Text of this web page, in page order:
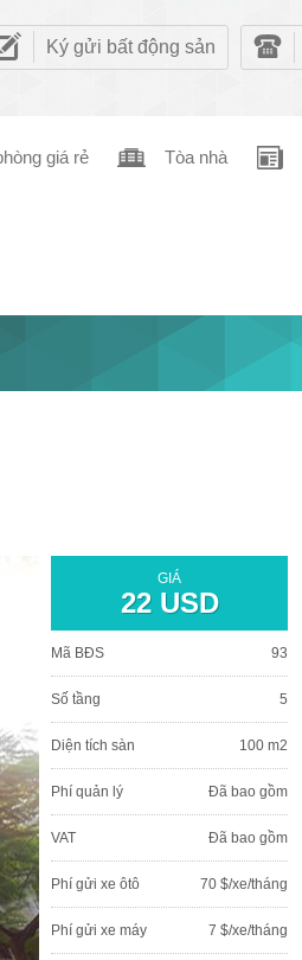
Ký gửi bất động sản
giá rẻ Tòa nhà
GIÁ
22 USD
Mã BĐS 93
Số tầng 5
Diện tích sàn 100 m2
Phí quản lý Đã bao gồm
VAT Đã bao gồm
Phí gửi xe ôtô 70 $/xe/tháng
Phí gửi xe máy 7 $/xe/tháng